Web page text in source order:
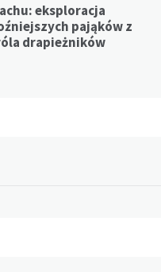
eksploracja
pająków z
drapieżników